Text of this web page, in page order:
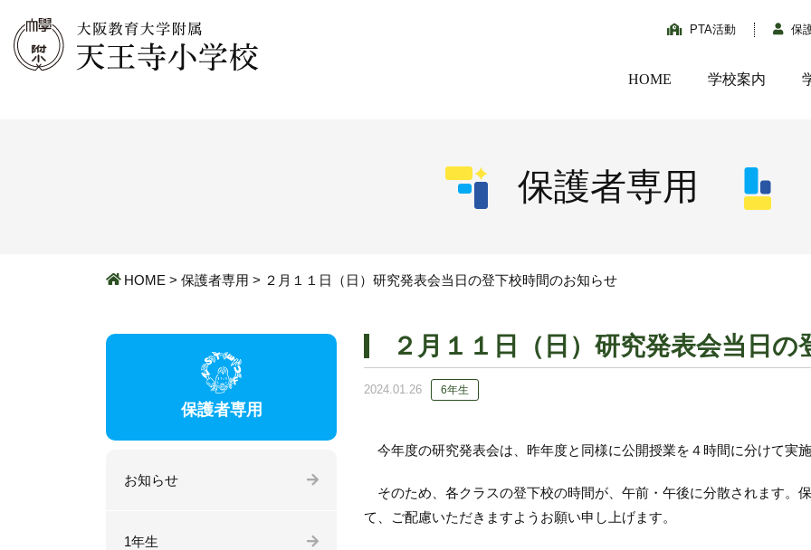
PTA活動 保
HOME 学校案内
保護者専用
HOME > 保護者専用 > ２月１１日（日）研究発表会当日の登下校時間のお知らせ
２月１１日（日）研究発表会当日
2024.01.26 6年生
今年度の研究発表会は、昨年度と同様に公開授業を４時間に分けて実
そのため、各クラスの登下校の時間が、午前・午後に分散されます。
て、ご配慮いただきますようお願い申し上げます。
保護者専用
お知らせ
1年生